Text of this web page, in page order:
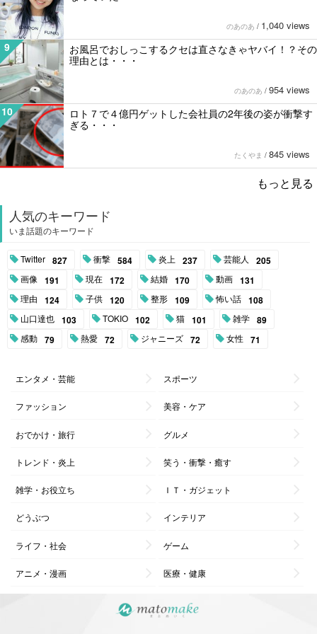
のあのあ / 1,040 views
9
お風呂でおしっこするクセは直さなきゃヤバイ！？その
理由とは・・・
のあのあ / 954 views
10
ロト７で４億円ゲットした会社員の2年後の姿が衝撃す
ぎる・・・
たくやま / 845 views
もっと見る
人気のキーワード
いま話題のキーワード
Twitter 827 衝撃 584 炎上 237 芸能人 205
画像 191 現在 172 結婚 170 動画 131
理由 124 子供 120 整形 109 怖い話 108
山口達也 103 TOKIO 102 猫 101 雑学 89
感動 79 熱愛 72 ジャニーズ 72 女性 71
エンタメ・芸能 スポーツ
ファッション 美容・ケア
おでかけ・旅行 グルメ
トレンド・炎上 笑う・衝撃・癒す
雑学・お役立ち ＩＴ・ガジェット
どうぶつ インテリア
ライフ・社会 ゲーム
アニメ・漫画 医療・健康